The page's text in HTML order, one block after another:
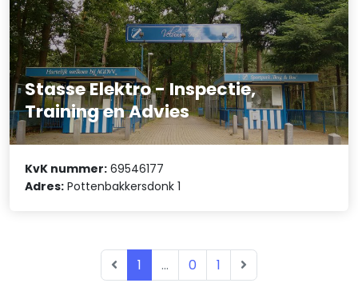
Stasse Elektro - Inspectie,
Training en Advies
KvK nummer: 69546177
Adres: Pottenbakkersdonk 1
1 ... 0 1